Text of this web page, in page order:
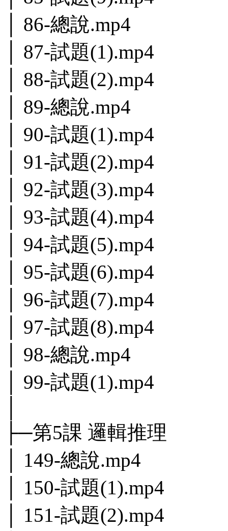
│ 86-總說.mp4
│ 87-試題(1).mp4
│ 88-試題(2).mp4
│ 89-總說.mp4
│ 90-試題(1).mp4
│ 91-試題(2).mp4
│ 92-試題(3).mp4
│ 93-試題(4).mp4
│ 94-試題(5).mp4
│ 95-試題(6).mp4
│ 96-試題(7).mp4
│ 97-試題(8).mp4
│ 98-總說.mp4
│ 99-試題(1).mp4
├─第5課 邏輯推理
│ 149-總說.mp4
│ 150-試題(1).mp4
│ 151-試題(2).mp4